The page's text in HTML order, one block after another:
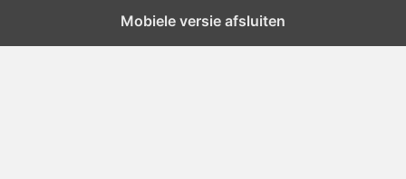
Mobiele versie afsluiten